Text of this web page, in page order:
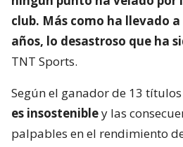
club. Más como ha llevado
años, lo desastroso que ha
TNT Sports.
Según el ganador de 13
es insostenibley las
palpables en el rendimiento